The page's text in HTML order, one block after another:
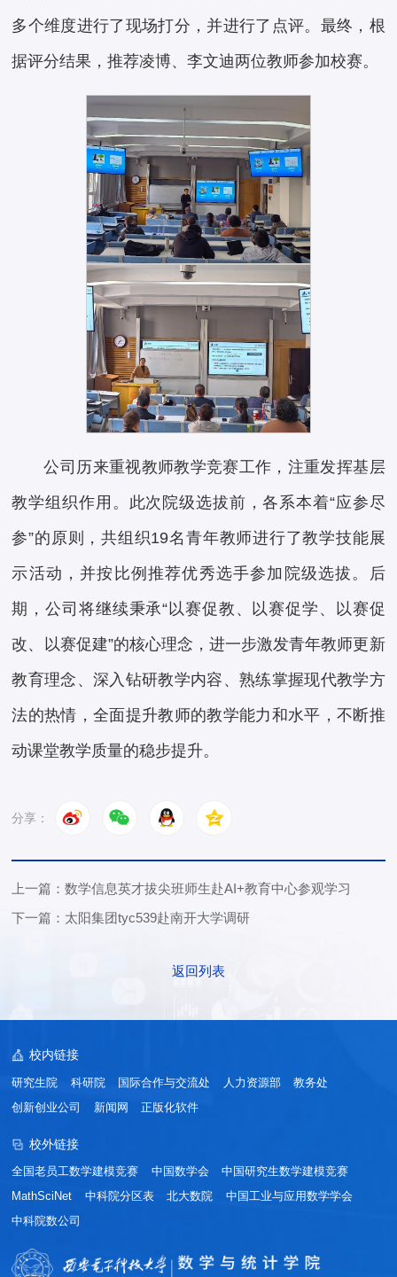
多个维度进行了现场打分，并进行了点评。最终，根
据评分结果，推荐凌博、李文迪两位教师参加校赛。
公司历来重视教师教学竞赛工作，注重发挥基层
教学组织作用。此次院级选拔前，各系本着“应参尽
参”的原则，共组织19名青年教师进行了教学技能展
示活动，并按比例推荐优秀选手参加院级选拔。后
期，公司将继续秉承“以赛促教、以赛促学、以赛促
改、以赛促建”的核心理念，进一步激发青年教师更新
教育理念、深入钻研教学内容、熟练掌握现代教学方
法的热情，全面提升教师的教学能力和水平，不断推
动课堂教学质量的稳步提升。
分享：
上一篇：数学信息英才拔尖班师生赴AI+教育中心参观学习
下一篇：太阳集团tyc539赴南开大学调研
返回列表
校内链接
研究生院 科研院 国际合作与交流处 人力资源部
教务处
创新创业公司
新闻网 正版化软件
校外链接
全国老员工数学建模竞赛 中国数学会
中国研究生数学建模竞赛
MathSciNet
中科院分区表 北大数院
中国工业与应用数学学会
中科院数公司